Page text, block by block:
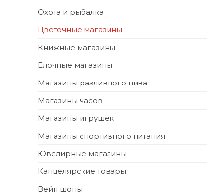
Охота и рыбалка
Цветочные магазины
Книжные магазины
Елочные магазины
Магазины разливного пива
Магазины часов
Магазины игрушек
Магазины спортивного питания
Ювелирные магазины
Канцелярские товары
Вейп шопы